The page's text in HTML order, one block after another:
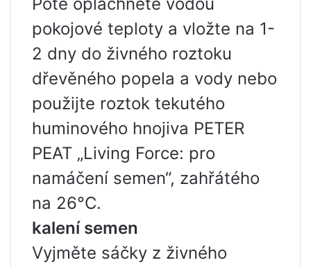
pokojové teploty a vložte na 1-
2 dny do živného roztoku
dřevěného popela a vody nebo
použijte roztok tekutého
huminového hnojiva PETER
PEAT „Living Force: pro
namáčení semen“, zahřátého
na 26°C.
kalení semen
Vyjměte sáčky z živného